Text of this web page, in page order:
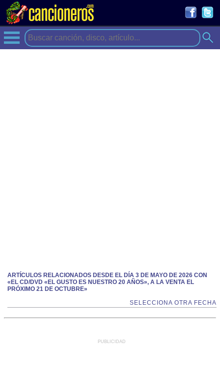
ARTÍCULOS RELACIONADOS DESDE EL DÍA 3 DE MAYO DE 2026 CON
«EL CD/DVD «EL GUSTO ES NUESTRO 20 AÑOS», A LA VENTA EL
PRÓXIMO 21 DE OCTUBRE»
SELECCIONA OTRA FECHA
PUBLICIDAD